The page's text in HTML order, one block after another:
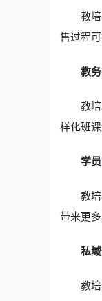
教
售过程
教
教
样化班
学
教
带来更
私
教